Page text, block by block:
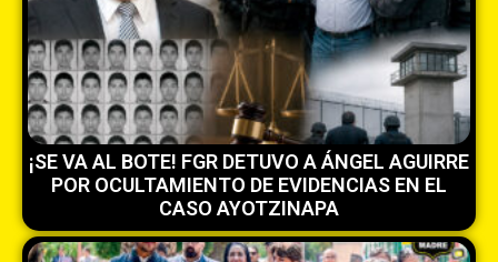
¡SE VA AL BOTE! FGR DETUVO A ÁNGEL AGUIRRE
POR OCULTAMIENTO DE EVIDENCIAS EN EL
CASO AYOTZINAPA